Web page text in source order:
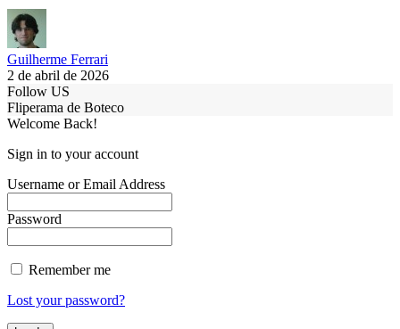
Guilherme Ferrari
2 de abril de 2026
Follow US
Fliperama de Boteco
Welcome Back!
Sign in to your account
Username or Email Address
Password
Remember me
Lost your password?